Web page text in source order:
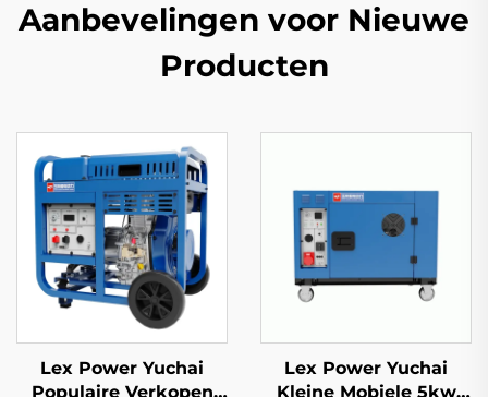
Aanbevelingen voor Nieuwe
Producten
Lex Power Yuchai
Populaire Verkopen
Lex Power Yuchai
Kleine Mobiele 5kw